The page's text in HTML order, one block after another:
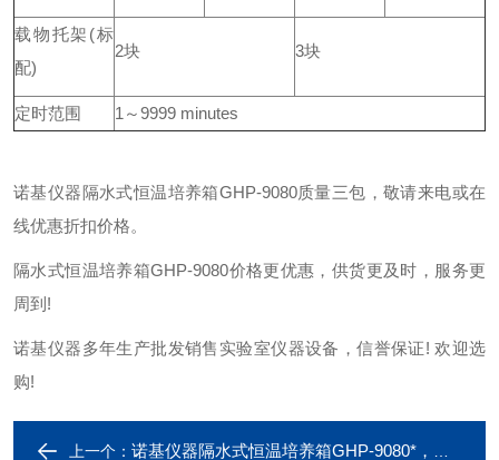
载物托架(标
配)
2块 3块
定时范围 1～9999 minutes
诺基仪器隔水式恒温培养箱GHP-9080质量三包，敬请来电或在
线优惠折扣价格。
隔水式恒温培养箱GHP-9080价格更优惠，供货更及时，服务更
周到!
诺基仪器多年生产批发销售实验室仪器设备，信誉保证! 欢迎选
购!
上一个： 诺基仪器隔水式恒温培养箱GHP-9080*，欢迎采购咨询！